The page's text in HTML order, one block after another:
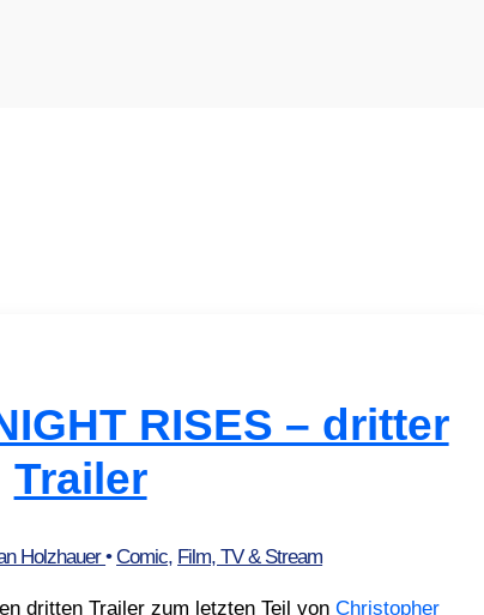
RISES – dritter
Trailer
Holzhauer•Comic, Film, TV & Stream
drit­ten Trai­ler zum letz­ten Teil von Chris­to­pher